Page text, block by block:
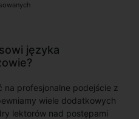
języka
profesjonalne podejście z
wiele dodatkowych
lektorów nad postępami